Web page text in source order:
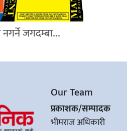
जगदम्बा...
Our Team
प्रकाशक/सम्पादक
भीमराज अधिकारी